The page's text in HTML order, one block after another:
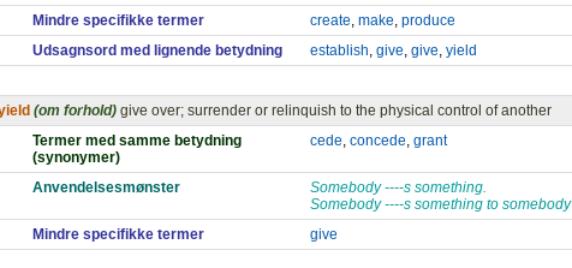
Mindre specifikke termer
create, make, produce
Udsagnsord med lignende betydning
establish, give, give, yield
(om forhold) give over; surrender or relinquish to the physical control of another
Termer med samme betydning
(synonymer)
cede, concede, grant
Anvendelsesmønster
Somebody ----s something.
Somebody ----s something to somebody
Mindre specifikke termer
give